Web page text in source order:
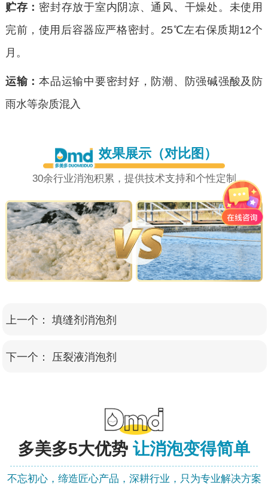
贮存： 密封存放于室内阴凉、通风、干燥处。未使用
完前，使用后容器应严格密封。25℃左右保质期12个
月。
运输：本品运输中要密封好，防潮、防强碱强酸及防
雨水等杂质混入
效果展示（对比图）
30余行业消泡积累，提供技术支持和个性定制
上一个： 填缝剂消泡剂
下一个： 压裂液消泡剂
多美多5大优势 让消泡变得简单
不忘初心，缔造匠心产品，深耕行业，只为专业解决方案